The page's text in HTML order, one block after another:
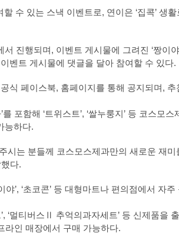
할 수 있는 스낵 이벤트로, 연이은 ‘집콕’ 생
진행되며, 이벤트 게시물에 그려진 ‘짱이
벤트 게시물에 댓글을 달아 참여할 수 있다.
식 페이스북, 홈페이지를 통해 공지되며,
를 포함해 ‘트위스트’, ‘쌀누룽지’ 등 코스
능하다.
시는 분들께 코스모스제과만의 새로운 재
다.
야’, ‘초코콘’ 등 대형마트나 편의점에서 자
‘멀티버스Ⅱ 추억의과자세트’ 등 신제품을
라인 매장에서 구매 가능하다.